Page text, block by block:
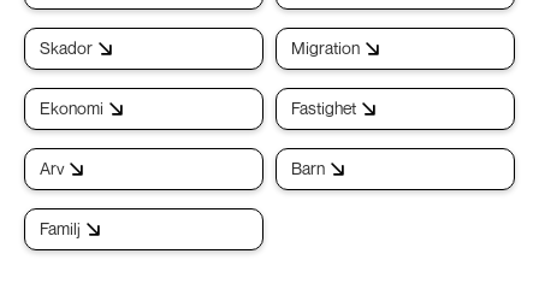
Skador Migration
Ekonomi Fastighet
Arv Barn
Familj